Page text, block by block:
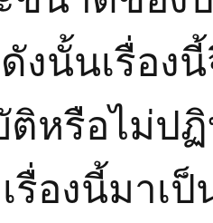
งนั้นเรื่อง
ติหรือไม่ป
รื่องนี้มาเ